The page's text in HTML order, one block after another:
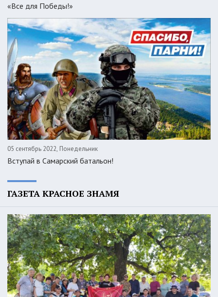
«Все для Победы!»
05 сентябрь 2022, Понедельник
Вступай в Самарский батальон!
ГАЗЕТА КРАСНОЕ ЗНАМЯ